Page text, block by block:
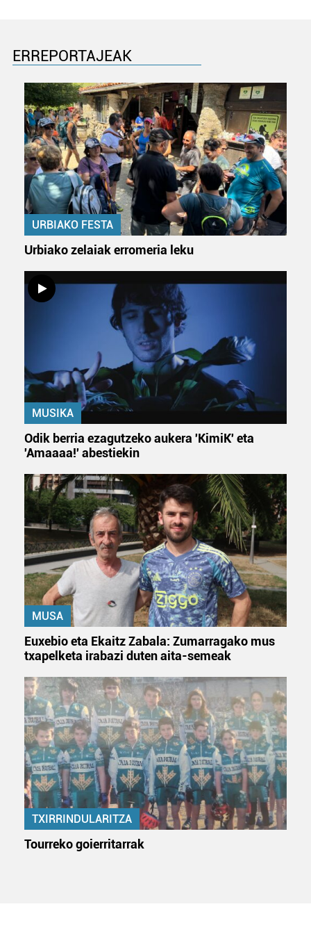
ERREPORTAJEAK
URBIAKO FESTA
Urbiako zelaiak erromeria leku
MUSIKA
Odik berria ezagutzeko aukera 'KimiK' eta
'Amaaaa!' abestiekin
MUSA
Euxebio eta Ekaitz Zabala: Zumarragako mus
txapelketa irabazi duten aita-semeak
TXIRRINDULARITZA
Tourreko goierritarrak